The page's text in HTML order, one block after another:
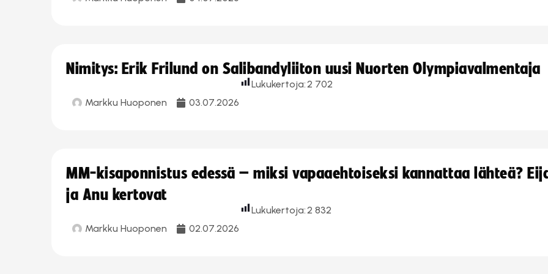
Nimitys: Erik Frilund on Salibandyliiton uusi Nuorten Olympiavalmentaja
Markku Huoponen 03.07.2026
Lukukertoja:2 702
MM-kisaponnistus edessä – miksi vapaaehtoiseksi kannattaa lähteä?
ja Anu kertovat
Markku Huoponen 02.07.2026
Lukukertoja:2 832